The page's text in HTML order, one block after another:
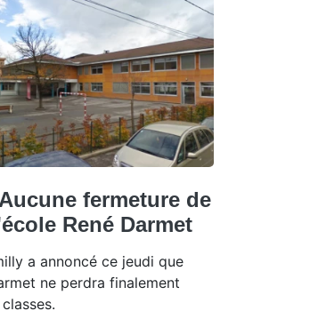
fermeture de
René Darmet
a annoncé ce jeudi que
ne perdra finalement